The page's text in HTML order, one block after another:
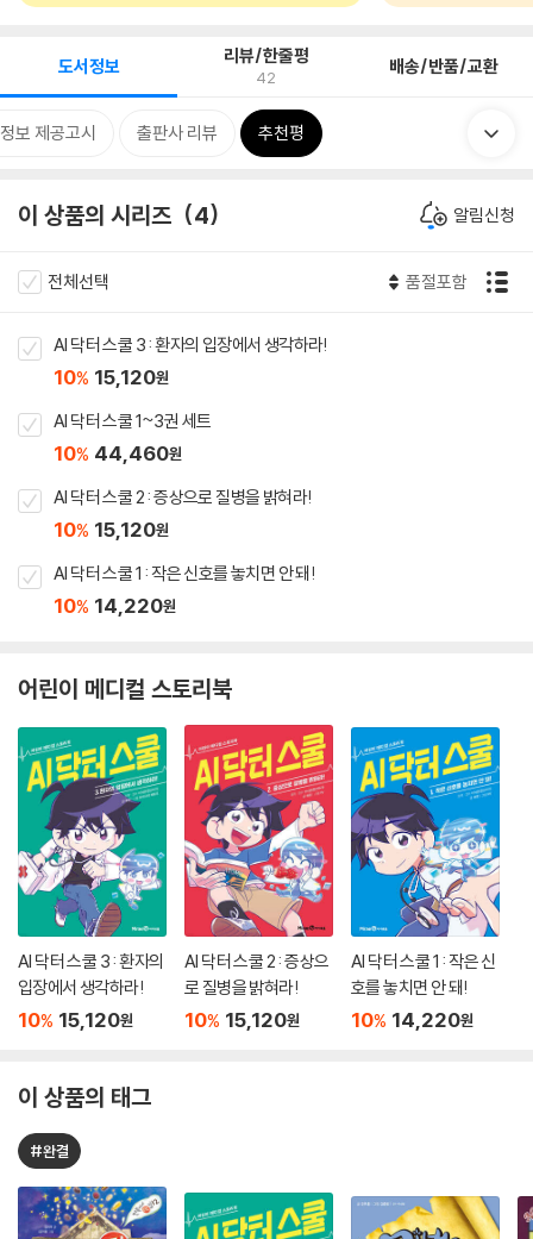
도서정보 리뷰/한줄평
42 배송/반품/교환
보 제공고시 출판사 리뷰 추천평
이 상품의 시리즈 4 알림신청
전체선택 품절포함
AI 닥터 스쿨 3 : 환자의 입장에서 생각하라!
10% 15,120원
AI 닥터 스쿨 1~3권 세트
10% 44,460원
AI 닥터 스쿨 2 : 증상으로 질병을 밝혀라!
10% 15,120원
AI 닥터 스쿨 1 : 작은 신호를 놓치면 안 돼!
10% 14,220원
어린이 메디컬 스토리북
AI 닥터 스쿨 3 : 환자의
입장에서 생각하라!
10% 15,120원
AI 닥터 스쿨 2 : 증상으
로 질병을 밝혀라!
10% 15,120원
AI 닥터 스쿨 1 : 작은 신
호를 놓치면 안 돼!
10% 14,220원
이 상품의 태그
#완결